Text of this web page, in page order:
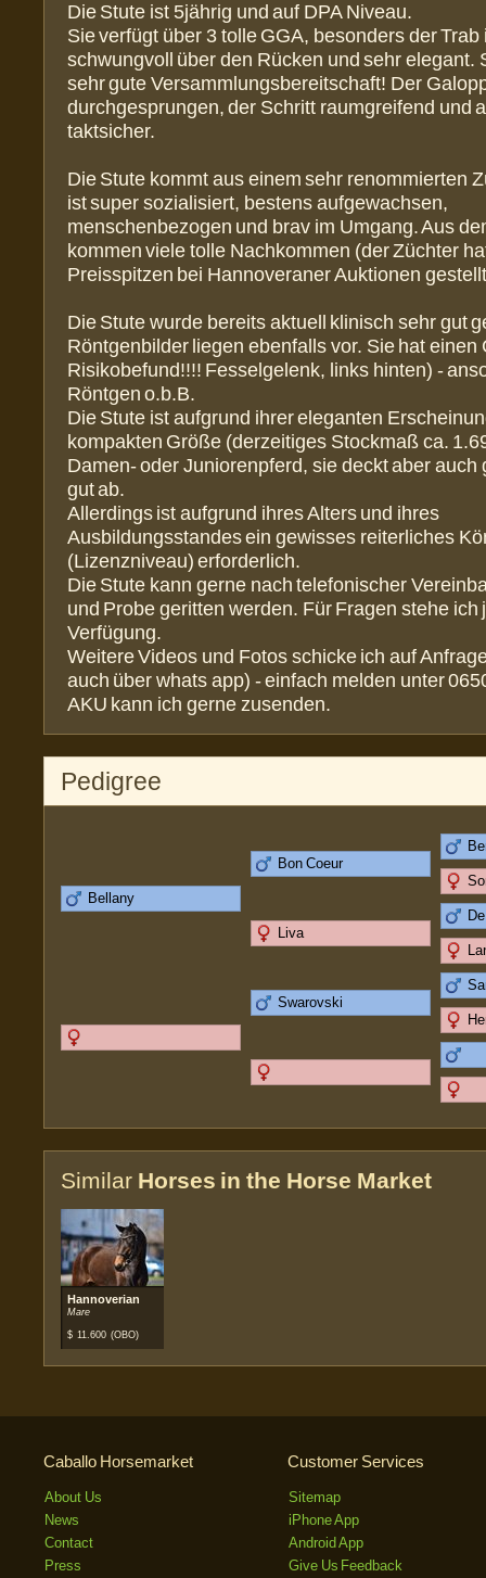
Die Stute ist 5jährig und auf DPA Niveau.
Sie verfügt über 3 tolle GGA, besonders der
schwungvoll über den Rücken und sehr elegant.
sehr gute Versammlungsbereitschaft! Der
durchgesprungen, der Schritt raumgreifend und
taktsicher.
Die Stute kommt aus einem sehr renommierten
ist super sozialisiert, bestens aufgewachsen,
menschenbezogen und brav im Umgang. Aus
kommen viele tolle Nachkommen (der Züchter
Preisspitzen bei Hannoveraner Auktionen
Die Stute wurde bereits aktuell klinisch sehr gut
Röntgenbilder liegen ebenfalls vor. Sie hat einen
Risikobefund!!!! Fesselgelenk, links hinten) -
Röntgen o.b.B.
Die Stute ist aufgrund ihrer eleganten
kompakten Größe (derzeitiges Stockmaß ca.
Damen- oder Juniorenpferd, sie deckt aber auch
gut ab.
Allerdings ist aufgrund ihres Alters und ihres
Ausbildungsstandes ein gewisses reiterliches
(Lizenzniveau) erforderlich.
Die Stute kann gerne nach telefonischer
und Probe geritten werden. Für Fragen stehe ich
Verfügung.
Weitere Videos und Fotos schicke ich auf
auch über whats app) - einfach melden unter
AKU kann ich gerne zusenden.
Pedigree
Bellany
Bon Coeur
Liva
Swarovski
Similar Horses in the Horse Market
Hannoverian
Mare
$ 11.600 (OBO)
Caballo Horsemarket
About Us
News
Contact
Press
Customer Services
Sitemap
iPhone App
Android App
Give Us Feedback